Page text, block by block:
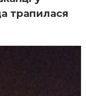
трапилася